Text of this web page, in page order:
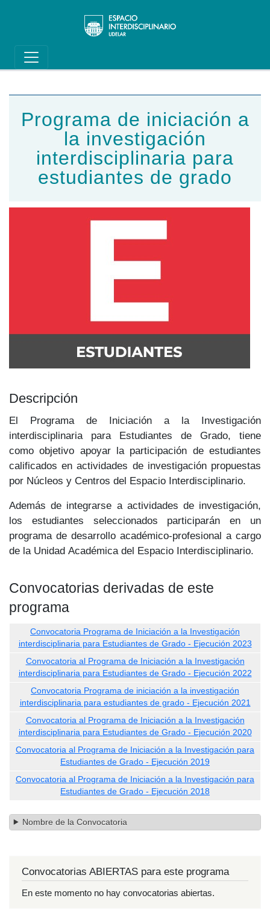
Main navigation
Programa de iniciación a
la investigación
interdisciplinaria para
estudiantes de grado
Descripción
El Programa de Iniciación a la Investigación
interdisciplinaria para Estudiantes de Grado, tiene
como objetivo apoyar la participación de estudiantes
calificados en actividades de investigación propuestas
por Núcleos y Centros del Espacio Interdisciplinario.
Además de integrarse a actividades de investigación,
los estudiantes seleccionados participarán en un
programa de desarrollo académico-profesional a cargo
de la Unidad Académica del Espacio Interdisciplinario.
Convocatorias derivadas de este
programa
Nombre de la Convocatoria
Convocatoria Programa de Iniciación a la Investigación
interdisciplinaria para Estudiantes de Grado - Ejecución 2023
Convocatoria al Programa de Iniciación a la Investigación
interdisciplinaria para Estudiantes de Grado - Ejecución 2022
Convocatoria Programa de iniciación a la investigación
interdisciplinaria para estudiantes de grado - Ejecución 2021
Convocatoria al Programa de Iniciación a la Investigación
interdisciplinaria para Estudiantes de Grado - Ejecución 2020
Convocatoria al Programa de Iniciación a la Investigación para
Estudiantes de Grado - Ejecución 2019
Convocatoria al Programa de Iniciación a la Investigación para
Estudiantes de Grado - Ejecución 2018
Convocatorias ABIERTAS para este programa
En este momento no hay convocatorias abiertas.